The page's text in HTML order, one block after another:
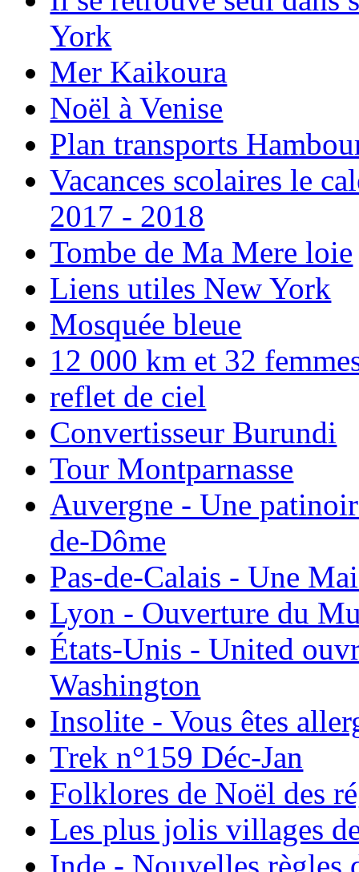
York
Mer Kaikoura
Noël à Venise
Plan transports
Vacances scolaires le
2017 - 2018
Tombe de Ma Mere loie
Liens utiles New York
Mosquée bleue
12 000 km et 32
reflet de ciel
Convertisseur Burundi
Tour Montparnasse
Auvergne - Une
de-Dôme
Pas-de-Calais - Une
Lyon - Ouverture du
États-Unis - United
Washington
Insolite - Vous êtes
Trek n°159 Déc-Jan
Folklores de Noël des
Les plus jolis villages
Inde - Nouvelles règles